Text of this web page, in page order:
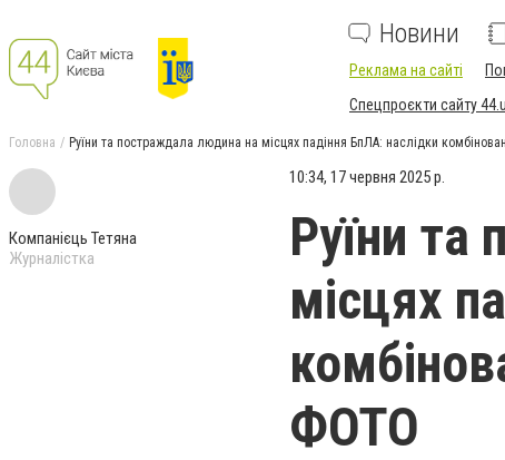
Новини
Реклама на сайті
Спецпроєкти сайту
Головна Руїни та постраждала людина на місцях падіння БпЛА: наслідки
Компанієць Тетяна
Журналістка
10:34, 17 червня 2025 р.
Руїни
місцях
ФОТО